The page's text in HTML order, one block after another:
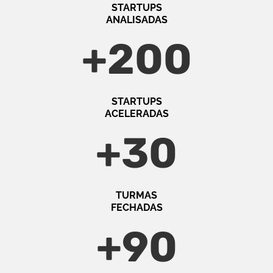
STARTUPS
ANALISADAS
+200
STARTUPS
ACELERADAS
+30
TURMAS
FECHADAS
+90